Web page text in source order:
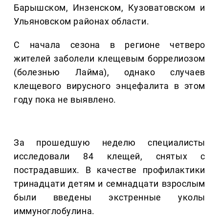
Барышском, Инзенском, Кузоватовском и
Ульяновском районах области.
С начала сезона в регионе четверо
жителей заболели клещевым боррелиозом
(болезнью Лайма), однако случаев
клещевого вирусного энцефалита в этом
году пока не выявлено.
За прошедшую неделю специалисты
исследовали 84 клещей, снятых с
пострадавших. В качестве профилактики
тринадцати детям и семнадцати взрослым
были введены экстренные уколы
иммуноглобулина.